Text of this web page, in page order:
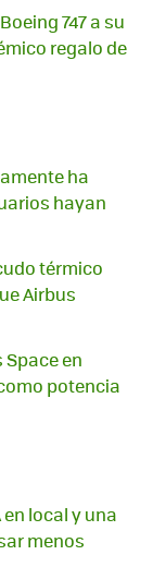
747 a su
regalo de
ha
hayan
térmico
Airbus
en
potencia
local y una
menos